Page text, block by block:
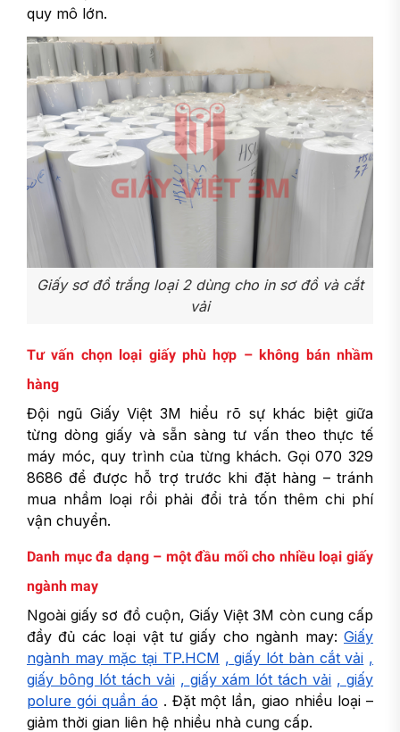
quy mô lớn.
Giấy sơ đồ trắng loại 2 dùng cho in sơ đồ và cắt
vải
Tư vấn chọn loại giấy phù hợp – không bán nhầm
hàng
Đội ngũ Giấy Việt 3M hiểu rõ sự khác biệt giữa
từng dòng giấy và sẵn sàng tư vấn theo thực tế
máy móc, quy trình của từng khách. Gọi 070 329
8686 để được hỗ trợ trước khi đặt hàng – tránh
mua nhầm loại rồi phải đổi trả tốn thêm chi phí
vận chuyển.
Danh mục đa dạng – một đầu mối cho nhiều loại giấy
ngành may
Ngoài giấy sơ đồ cuộn, Giấy Việt 3M còn cung cấp
đầy đủ các loại vật tư giấy cho ngành may: Giấy
ngành may mặc tại TP.HCM ,giấy lót bàn cắt vải ,
giấy bông lót tách vải , giấy xám lót tách vải ,giấy
polure gói quần áo . Đặt một lần, giao nhiều loại –
giảm thời gian liên hệ nhiều nhà cung cấp.